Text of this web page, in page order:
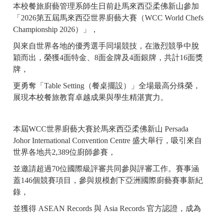
本校餐旅廚藝管理系師生日前赴馬來西亞柔佛新山參加
「 2026第五屆馬來西亞世界廚藝大賽（WCC World Chefs
Championship 2026）」，
與來自世界各地的優秀選手同場競技，在激烈競爭中脫
穎而出，榮獲4面特金、 8面金牌及4面銀牌，共計16面獎
牌，
更勇奪「 Table Setting （餐桌擺設）」全場最高分殊榮，
展現本校餐旅教育卓越成果與學生精湛實力。
本屆WCC世界廚藝大賽於馬來西亞柔佛新山 Persada
Johor International Convention Centre 盛大舉行，吸引來自
世界各地共2,389位廚師參賽，
並邀請超過70位國際級評審共同參與評審工作。賽事涵
蓋146個競賽項目，參與規模創下亞洲國際廚藝賽事新紀
錄，
並獲得 ASEAN Records 與 Asia Records 官方認證， 成為